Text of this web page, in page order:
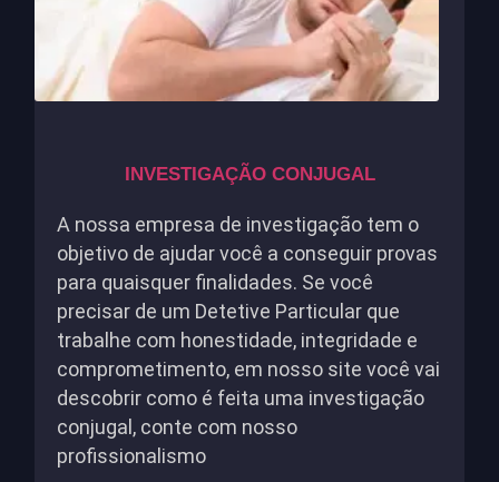
INVESTIGAÇÃO CONJUGAL
A nossa empresa de investigação tem o
objetivo de ajudar você a conseguir provas
para quaisquer finalidades. Se você
precisar de um Detetive Particular que
trabalhe com honestidade, integridade e
comprometimento, em nosso site você vai
descobrir como é feita uma investigação
conjugal, conte com nosso
profissionalismo